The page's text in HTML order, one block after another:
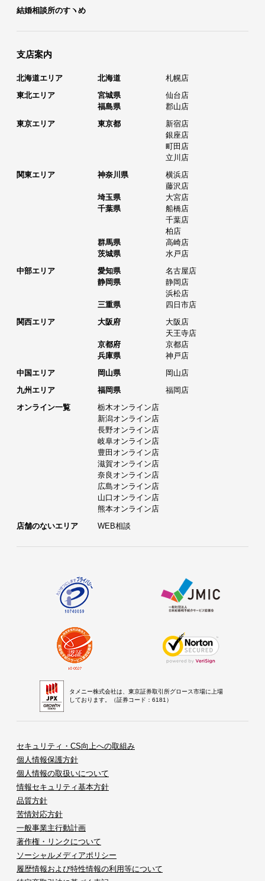
結婚相談所のすヽめ
支店案内
北海道エリア 北海道
札幌店
東北エリア
宮城県
仙台店
福島県
郡山店
東京エリア
東京都
新宿店
銀座店
町田店
立川店
関東エリア
神奈川県
横浜店
藤沢店
埼玉県
大宮店
千葉県
船橋店
千葉店
柏店
群馬県
高崎店
茨城県
水戸店
中部エリア
愛知県
名古屋店
静岡県
静岡店
浜松店
三重県
四日市店
関西エリア
大阪府
大阪店
天王寺店
京都府
京都店
兵庫県
神戸店
中国エリア
岡山県
岡山店
九州エリア
福岡県
福岡店
オンライン一覧
栃木オンライン店
新潟オンライン店
長野オンライン店
岐阜オンライン店
豊田オンライン店
滋賀オンライン店
奈良オンライン店
広島オンライン店
山口オンライン店
熊本オンライン店
店舗のないエリア
WEB相談
タメニー株式会社は、東京証券取引所グロース市場に上場
しております。（証券コード：6181）
セキュリティ・CS向上への取組み
個人情報保護方針
個人情報の取扱いについて
情報セキュリティ基本方針
品質方針
苦情対応方針
一般事業主行動計画
著作権・リンクについて
ソーシャルメディアポリシー
履歴情報および特性情報の利用等について